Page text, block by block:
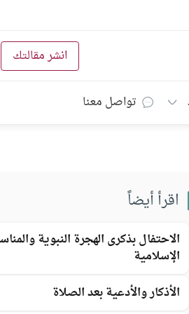
انشر مقالتك
تواصل معنا
اقرأ أيضاً
الاحتفال بذكرى الهجرة النبوية
الإسلامية
الأذكار والأدعية بعد الصلاة